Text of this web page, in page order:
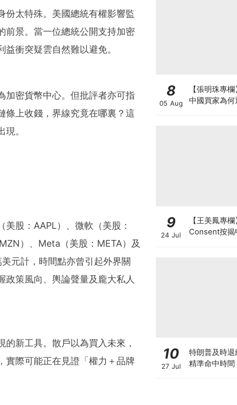
份太特殊。美國總統有權影響監
前景。當一位總統公開支持加密
衝突疑雲自然難以避免。
加密貨幣中心。但批評者亦可指
條上收錢，界線究竟在哪裏？這
。
股：AAPL）、微軟（美股：
）、Meta（美股：META）及
元計，時間點亦曾引起外界關
政策風向、輿論聲量及龐大私人
新工具。散戶以為買入未來，
實際可能正在見證「權力＋品牌
8
05 Aug
【張明珠專
中國買家為何
9
24 Jul
【王美鳳專
Consent按揭
10
27 Jul
特朗普及時退
精準命中時間